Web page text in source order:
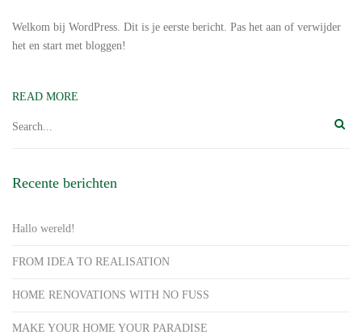
Welkom bij WordPress. Dit is je eerste bericht. Pas het aan of verwijder
het en start met bloggen!
READ MORE
Recente berichten
Hallo wereld!
FROM IDEA TO REALISATION
HOME RENOVATIONS WITH NO FUSS
MAKE YOUR HOME YOUR PARADISE